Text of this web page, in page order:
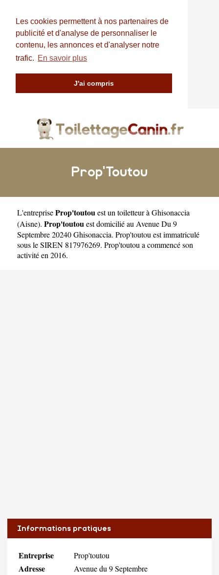
Les cookies permettent à nos partenaires de
publicité et d'analyse de personnaliser le
contenu, les annonces et d'analyser notre
trafic. En savoir plus
J'ai compris
Prop'Toutou
L'entrepriseProp'toutouest un toiletteur à Ghisonaccia
(Aisne). Prop'toutouest domicilié au Avenue Du 9
Septembre 20240 Ghisonaccia. Prop'toutou est immatriculé
sous le SIREN 817976269. Prop'toutou a commencé son
activité en 2016.
Informations pratiques
Entreprise Prop'toutou
Adresse Avenue du 9 Septembre